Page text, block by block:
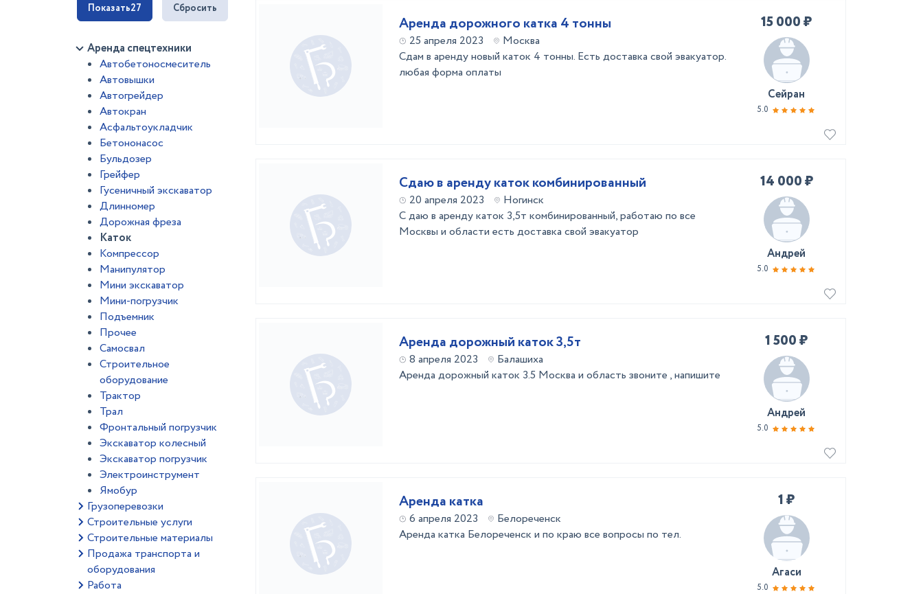
Показать27 Сбросить
Аренда спецтехники
Автобетоносмеситель
Автовышки
Автогрейдер
Автокран
Асфальтоукладчик
Бетононасос
Бульдозер
Грейфер
Гусеничный экскаватор
Длинномер
Дорожная фреза
Каток
Компрессор
Манипулятор
Мини экскаватор
Мини-погрузчик
Подъемник
Прочее
Самосвал
Строительное
оборудование
Трактор
Трал
Фронтальный погрузчик
Экскаватор колесный
Экскаватор погрузчик
Электроинструмент
Ямобур
Грузоперевозки
Строительные услуги
Строительные материалы
Продажа транспорта и
оборудования
Работа
Аренда дорожного катка 4 тонны
25 апреля 2023
Москва
Сдам в аренду новый каток 4 тонны. Есть доставка свой эвакуатор.
любая форма оплаты
15 000 ₽
Сейран
5.0
Сдаю в аренду каток комбинированный
20 апреля 2023
Ногинск
С даю в аренду каток 3,5т комбинированный, работаю по все
Москвы и области есть доставка свой эвакуатор
14 000 ₽
Андрей
5.0
Аренда дорожный каток 3,5т
8 апреля 2023
Балашиха
Аренда дорожный каток 3.5 Москва и область звоните , напишите
1 500 ₽
Андрей
5.0
Аренда катка
6 апреля 2023
Белореченск
Аренда катка Белореченск и по краю все вопросы по тел.
1 ₽
Агаси
5.0